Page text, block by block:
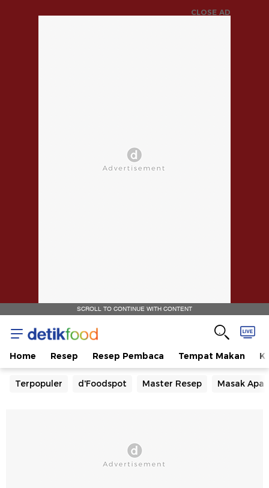
CLOSE AD
SCROLL TO CONTINUE WITH CONTENT
Home Resep Resep Pembaca Tempat Makan
Terpopuler d'Foodspot Master Resep Masak Apa